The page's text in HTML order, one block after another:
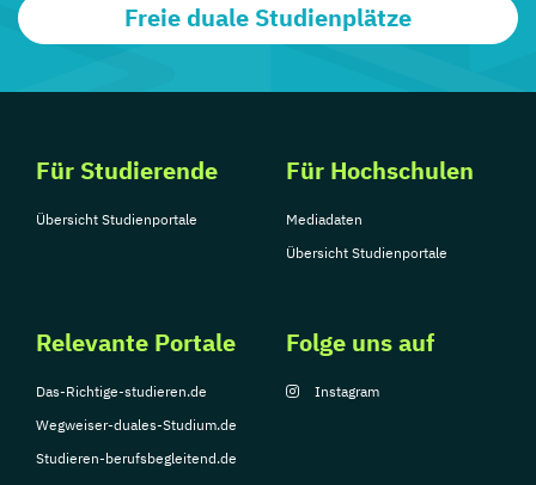
Freie duale Studienplätze
Für Studierende
Übersicht Studienportale
Für Hochschulen
Mediadaten
Übersicht Studienportale
Relevante Portale
Das-Richtige-studieren.de
Wegweiser-duales-Studium.de
Studieren-berufsbegleitend.de
Folge uns auf
Instagram